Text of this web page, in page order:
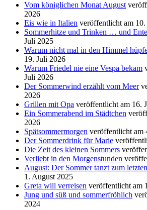
Vom königlichen Monat August
2026
Eis wie in Italien veröffentlicht am
Sommerhitze und Trinken … und
Juli 2025
Warum nicht mal in den Himmel
19. Juli 2026
Warum Friedel nie eine Vespa bekam
Juli 2026
Der Sommerwind erzählt vom Meer
2026
Grillen mit Opa veröffentlicht am 16.
Ein Sommerabend im Städtchen
2026
Spätsommermorgen veröffentlicht am
Der Sommerdrink für Marie
Die Zeit des kleinen Sommers
Verliebt in den Morgenstunden
August: Der Sommer tanzt zum
1. August 2025
Greta will verreisen veröffentlicht am
Jung und süß und sommerfröhlich
2024